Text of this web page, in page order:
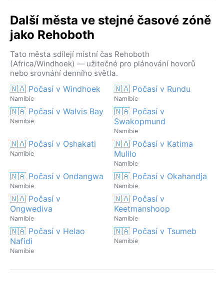
Další města ve stejné časové zóně
jako Rehoboth
Tato města sdílejí místní čas Rehoboth
(Africa/Windhoek) — užitečné pro plánování hovorů
nebo srovnání denního světla.
🇳🇦 Počasí v Windhoek
Namibie
🇳🇦 Počasí v Rundu
Namibie
🇳🇦 Počasí v Walvis Bay
Namibie
🇳🇦 Počasí v
Swakopmund
Namibie
🇳🇦 Počasí v Oshakati
Namibie
🇳🇦 Počasí v Katima
Mulilo
Namibie
🇳🇦 Počasí v Ondangwa
Namibie
🇳🇦 Počasí v Okahandja
Namibie
🇳🇦 Počasí v
Ongwediva
Namibie
🇳🇦 Počasí v
Keetmanshoop
Namibie
🇳🇦 Počasí v Helao
Nafidi
Namibie
🇳🇦 Počasí v Tsumeb
Namibie